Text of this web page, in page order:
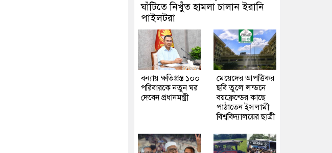
ঘাঁটিতে নিখুঁত হামলা চালান ইরানি
পাইলটরা
বন্যায় ক্ষতিগ্রস্ত ১০০
পরিবারকে নতুন ঘর
দেবেন প্রধানমন্ত্রী
মেয়েদের আপত্তিকর
ছবি তুলে লন্ডনে
বয়ফ্রেন্ডের কাছে
পাঠাতেন ইসলামী
বিশ্ববিদ্যালয়ের ছাত্রী